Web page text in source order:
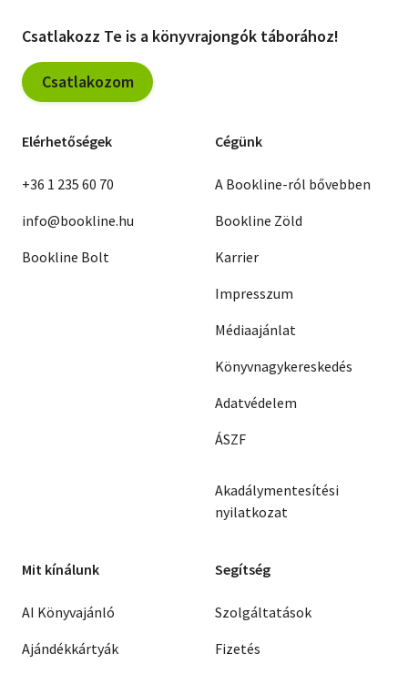
Csatlakozz Te is a könyvrajongók táborához!
Csatlakozom
Elérhetőségek
+36 1 235 60 70
info@bookline.hu
Bookline Bolt
Cégünk
A Bookline-ról bővebben
Bookline Zöld
Karrier
Impresszum
Médiaajánlat
Könyvnagykereskedés
Adatvédelem
ÁSZF
Akadálymentesítési
nyilatkozat
Mit kínálunk
AI Könyvajánló
Ajándékkártyák
Segítség
Szolgáltatások
Fizetés